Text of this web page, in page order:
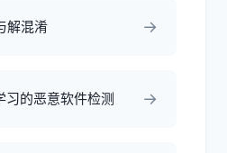
解混淆 →
习的恶意软件检测 →